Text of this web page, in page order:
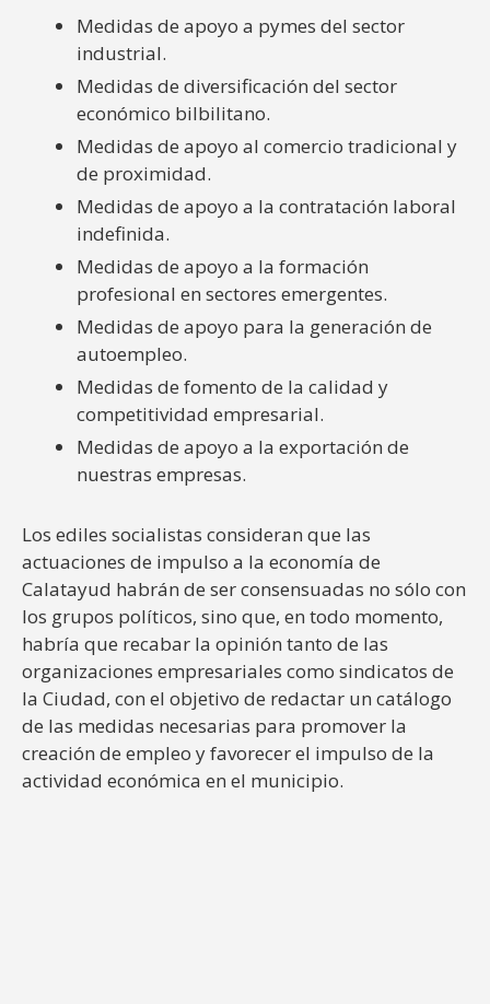
Medidas de apoyo a pymes del sector
industrial.
Medidas de diversificación del sector
económico bilbilitano.
Medidas de apoyo al comercio tradicional y
de proximidad.
Medidas de apoyo a la contratación laboral
indefinida.
Medidas de apoyo a la formación
profesional en sectores emergentes.
Medidas de apoyo para la generación de
autoempleo.
Medidas de fomento de la calidad y
competitividad empresarial.
Medidas de apoyo a la exportación de
nuestras empresas.
Los ediles socialistas consideran que las
actuaciones de impulso a la economía de
Calatayud habrán de ser consensuadas no sólo con
los grupos políticos, sino que, en todo momento,
habría que recabar la opinión tanto de las
organizaciones empresariales como sindicatos de
la Ciudad, con el objetivo de redactar un catálogo
de las medidas necesarias para promover la
creación de empleo y favorecer el impulso de la
actividad económica en el municipio.